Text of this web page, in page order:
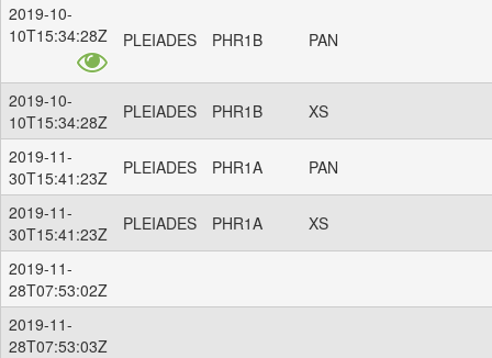
2019-10-
10T15:34:28Z
PLEIADES PHR1B PAN
2019-10-
10T15:34:28Z
PLEIADES PHR1B XS
2019-11-
30T15:41:23Z
PLEIADES PHR1A PAN
2019-11-
30T15:41:23Z
PLEIADES PHR1A XS
2019-11-
28T07:53:02Z
2019-11-
28T07:53:03Z